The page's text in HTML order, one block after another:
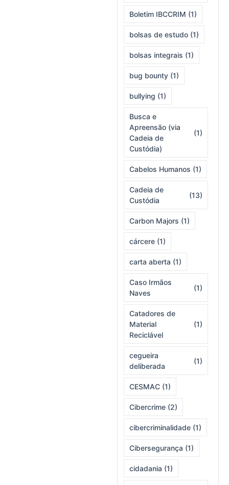
Boletim IBCCRIM (1)
bolsas de estudo (1)
bolsas integrais (1)
bug bounty (1)
bullying (1)
Busca e
Apreensão (via
Cadeia de
Custódia)
(1)
Cabelos Humanos (1)
Cadeia de
Custódia
(13)
Carbon Majors (1)
cárcere (1)
carta aberta (1)
Caso Irmãos
Naves
(1)
Catadores de
Material
Reciclável
(1)
cegueira
deliberada
(1)
CESMAC (1)
Cibercrime (2)
cibercriminalidade (1)
Cibersegurança (1)
cidadania (1)